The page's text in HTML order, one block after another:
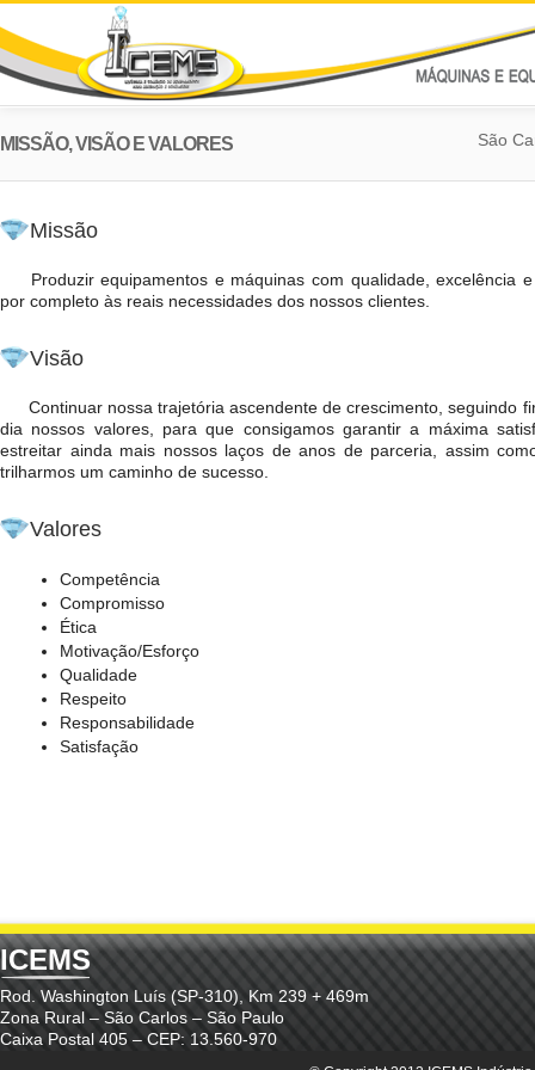
MISSÃO, VISÃO E VALORES São
Missão
Produzir equipamentos e máquinas com qualidade, excelência
por completo às reais necessidades dos nossos clientes.
Visão
Continuar nossa trajetória ascendente de crescimento, seguindo
dia nossos valores, para que consigamos garantir a máxima
estreitar ainda mais nossos laços de anos de parceria, assim
trilharmos um caminho de sucesso.
Valores
Competência
Compromisso
Ética
Motivação/Esforço
Qualidade
Respeito
Responsabilidade
Satisfação
ICEMS
Rod. Washington Luís (SP-310), Km 239 + 469m
Zona Rural – São Carlos – São Paulo
Caixa Postal 405 – CEP: 13.560-970